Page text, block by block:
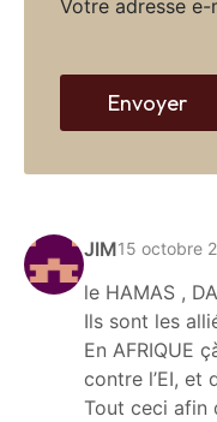
JIM15 octobre
le HAMAS ,
Ils sont les
En AFRIQUE
contre l’EI, et
Tout ceci afin
Votre adresse e-
e
Envoyer